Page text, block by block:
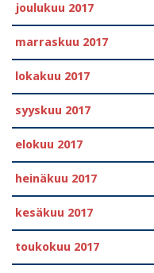
joulukuu 2017
marraskuu 2017
lokakuu 2017
syyskuu 2017
elokuu 2017
heinäkuu 2017
kesäkuu 2017
toukokuu 2017